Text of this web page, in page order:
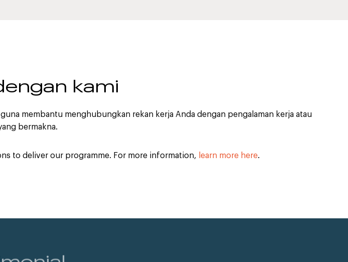
kami
membantu menghubungkan rekan kerja Anda dengan pengalaman kerja atau
bermakna.
to deliver our programme. For more information, learn more here.